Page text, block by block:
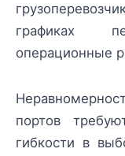
графиках
операционные
портов
гибкости в